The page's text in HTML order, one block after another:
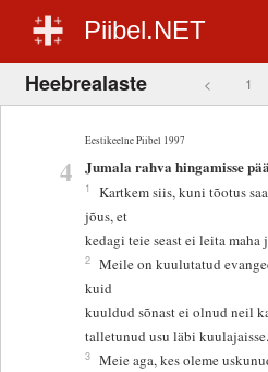
Piibel.NET
Heebrealaste < 1
Eestikeelne Piibel 1997
4 Jumala rahva hingamisse
1
Kartkem siis, kuni tõotus
jõus, et
kedagi teie seast ei leita maha
2 Meile on kuulutatud
kuid
kuuldud sõnast ei olnud neil
talletunud usu läbi kuulajaisse.
3 Meie aga, kes oleme